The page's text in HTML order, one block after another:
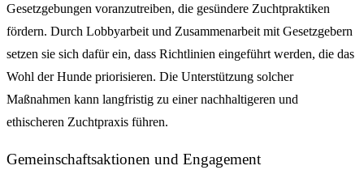
Gesetzgebungen voranzutreiben, die gesündere Zuchtpraktiken
fördern. Durch Lobbyarbeit und Zusammenarbeit mit Gesetzgebern
setzen sie sich dafür ein, dass Richtlinien eingeführt werden, die das
Wohl der Hunde priorisieren. Die Unterstützung solcher
Maßnahmen kann langfristig zu einer nachhaltigeren und
ethischeren Zuchtpraxis führen.
Gemeinschaftsaktionen und Engagement